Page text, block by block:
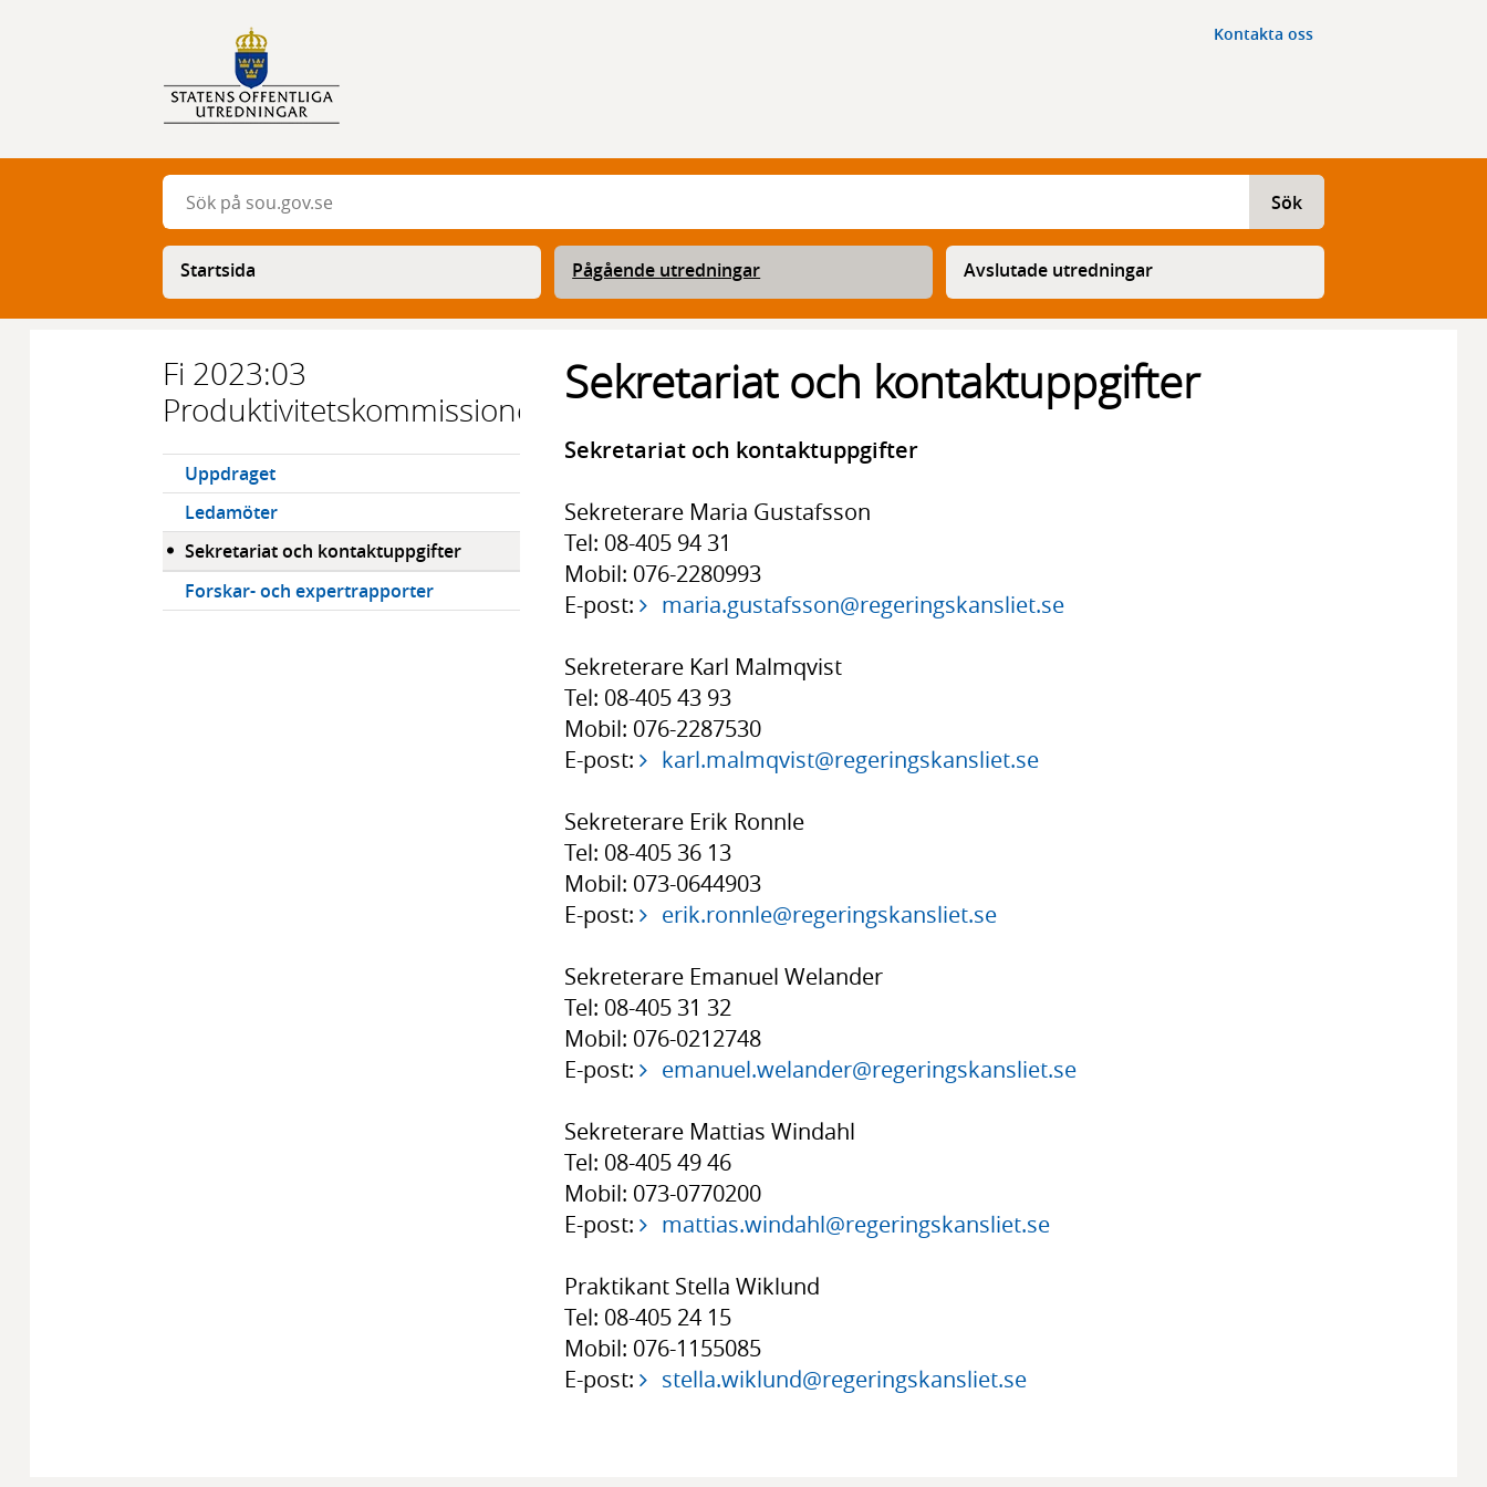
Kontakta oss
Sök
Sök
Sök
Startsida Pågående utredningar Avslutade utredningar
Undernavigering
Fi 2023:03
Produktivitetskommissionen
Uppdraget
Ledamöter
Sekretariat och kontaktuppgifter
Forskar- och expertrapporter
Sekretariat och kontaktuppgifter
Sekretariat och kontaktuppgifter
Sekreterare Maria Gustafsson
Tel: 08-405 94 31
Mobil: 076-2280993
E-post:
maria.gustafsson@regeringskansliet.se
Sekreterare Karl Malmqvist
Tel: 08-405 43 93
Mobil: 076-2287530
E-post:
karl.malmqvist@regeringskansliet.se
Sekreterare Erik Ronnle
Tel: 08-405 36 13
Mobil: 073-0644903
E-post:
erik.ronnle@regeringskansliet.se
Sekreterare Emanuel Welander
Tel: 08-405 31 32
Mobil: 076-0212748
E-post:
emanuel.welander@regeringskansliet.se
Sekreterare Mattias Windahl
Tel: 08-405 49 46
Mobil: 073-0770200
E-post:
mattias.windahl@regeringskansliet.se
Praktikant Stella Wiklund
Tel: 08-405 24 15
Mobil: 076-1155085
E-post:
stella.wiklund@regeringskansliet.se